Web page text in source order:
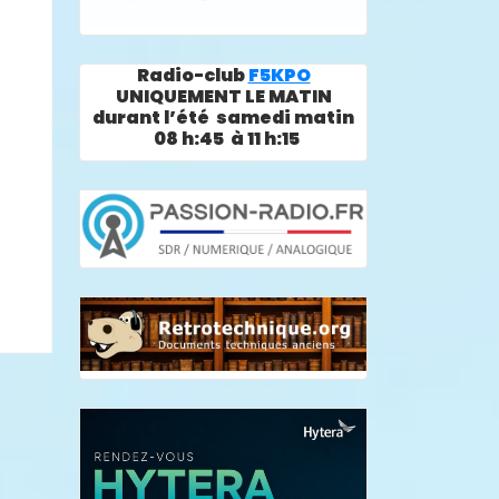
Radio-clubF5KPO
UNIQUEMENT LE MATIN
durant l’été samedi matin
08 h:45 à 11 h:15